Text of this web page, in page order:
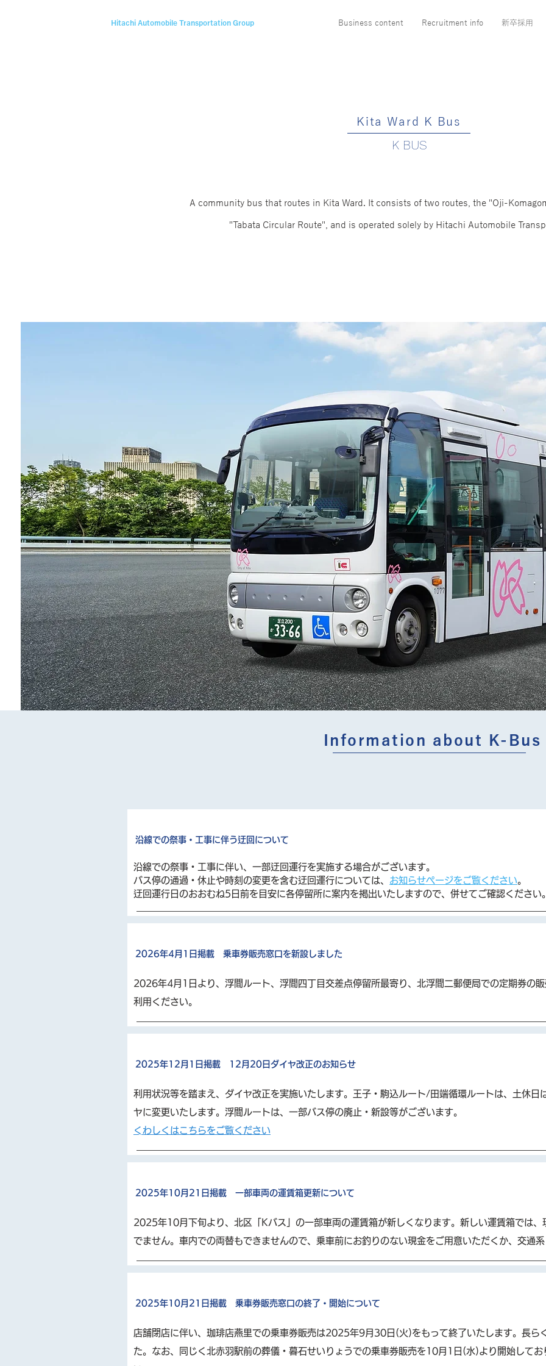
Hitachi Automobile Transportation Group Business content Recruitment info 新卒採用
Kita Ward K Bus
K BUS
A community bus that routes in Kita Ward. It consists of two routes, the "Oji-
"Tabata Circular Route", and is operated solely by Hitachi Automobile
Information about K-Bus
沿線での祭事・工事に伴う迂回について
沿線での祭事・工事に伴い、一部迂回運行を実施する場合がございます。
バス停の通過・休止や時刻の変更を含む迂回運行については、 お知らせページをご覧ください。
迂回運行日のおおむね5日前を目安に各停留所に案内を掲出いたしますので、併せてご確認ください
2026年4月1日掲載 乗車券販売窓口を新設しました
2026年4月1日より、浮間ルート、浮間四丁目交差点停留所最寄り、北浮間二郵便局での定期券の
利用ください。
2025年12月1日掲載 12月20日ダイヤ改正のお知らせ
利用状況等を踏まえ、ダイヤ改正を実施いたします。王子・駒込ルート/田端循環ルートは、土休日
ヤに変更いたします。浮間ルートは、一部バス停の廃止・新設等がございます。
​くわしくはこちらをご覧ください
2025年10月21日掲載 一部車両の運賃箱更新について
2025年10月下旬より、北区「Kバス」の一部車両の運賃箱が新しくなります。新しい運賃箱では、
でません。車内での両替もできませんので、乗車前にお釣りのない現金をご用意いただくか、交通
2025年10月21日掲載 乗車券販売窓口の終了・開始について
店舗閉店に伴い、珈琲店燕里での乗車券販売は2025年9月30日(火)をもって終了いたします。長ら
た。なお、同じく北赤羽駅前の葬儀・暮石せいりょうでの乗車券販売を10月1日(水)より開始して